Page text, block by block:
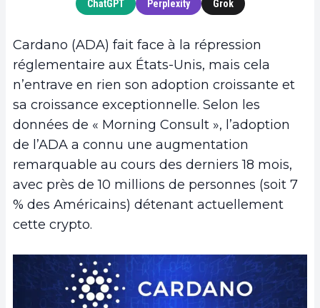
ChatGPT Perplexity Grok
Cardano (ADA) fait face à la répression
réglementaire aux États-Unis, mais cela
n’entrave en rien son adoption croissante et
sa croissance exceptionnelle. Selon les
données de « Morning Consult », l’adoption
de l’ADA a connu une augmentation
remarquable au cours des derniers 18 mois,
avec près de 10 millions de personnes (soit 7
% des Américains) détenant actuellement
cette crypto.